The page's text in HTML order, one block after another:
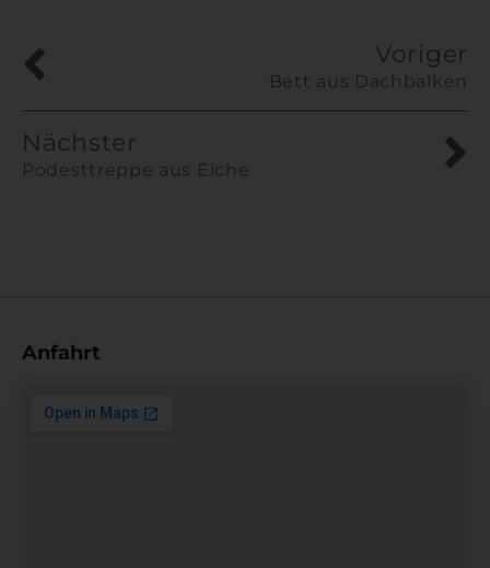
Voriger
Bett aus Dachbalken
Nächster
Podesttreppe aus Eiche
Anfahrt